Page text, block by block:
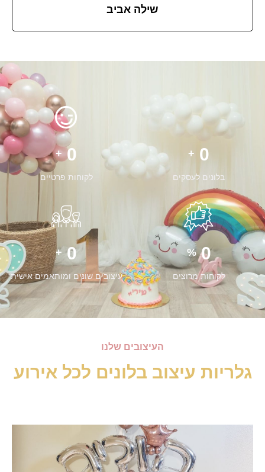
שילה אביב
0
+
בלונים לעסקים
0
+
לקוחות פרטיים
0
%
לקוחות מרוצים
0
+
עיצובים שונים ומותאמים אישית
העיצובים שלנו
גלריות עיצוב בלונים לכל אירוע